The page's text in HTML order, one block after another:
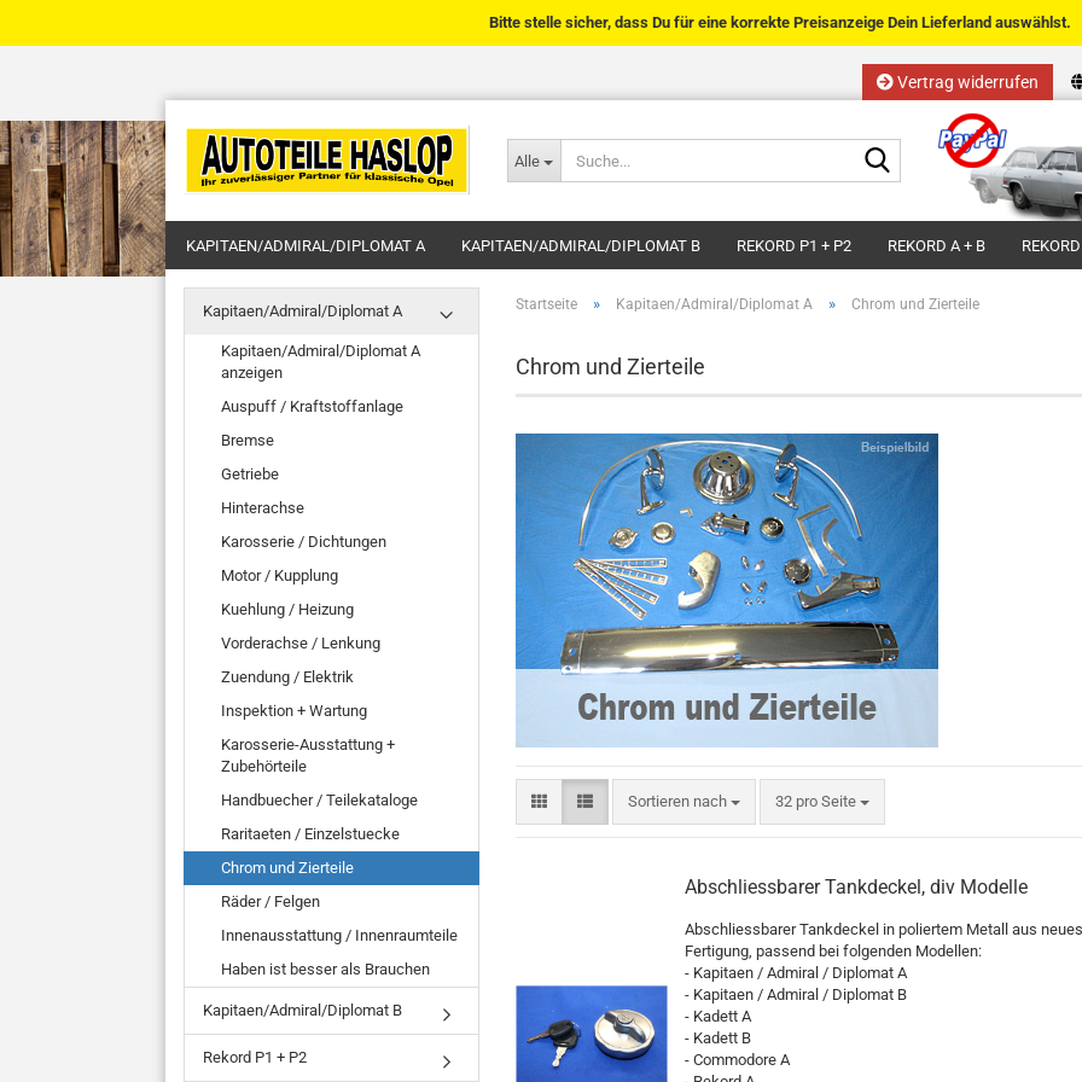
Vertrag widerrufen
Sprache auswählen
Lieferland
Passwort
Passwort vergessen?
Alle
Suche...
Bitte stelle sicher, dass Du für eine korrekte Preisanzeige Dein Lieferland auswählst.
KAPITAEN/ADMIRAL/DIPLOMAT A KAPITAEN/ADMIRAL/DIPLOMAT B REKORD P1 + P2 REKORD A + B
Startseite » Kapitaen/Admiral/Diplomat A » Chrom und Zierteile
Chrom und Zierteile
Sortieren nach
Sortieren nach 32 pro Seite
pro Seite
Abschliessbarer Tankdeckel, div Modelle
Abschliessbarer Tankdeckel in poliertem Metall aus
Fertigung, passend bei folgenden Modellen:
- Kapitaen / Admiral / Diplomat A
- Kapitaen / Admiral / Diplomat B
- Kadett A
- Kadett B
- Commodore A
Kapitaen/Admiral/Diplomat A
Kapitaen/Admiral/Diplomat A
anzeigen
Auspuff / Kraftstoffanlage
Bremse
Getriebe
Hinterachse
Karosserie / Dichtungen
Motor / Kupplung
Kuehlung / Heizung
Vorderachse / Lenkung
Zuendung / Elektrik
Inspektion + Wartung
Karosserie-Ausstattung +
Zubehörteile
Handbuecher / Teilekataloge
Raritaeten / Einzelstuecke
Chrom und Zierteile
Räder / Felgen
Innenausstattung / Innenraumteile
Haben ist besser als Brauchen
Kapitaen/Admiral/Diplomat B
Rekord P1 + P2